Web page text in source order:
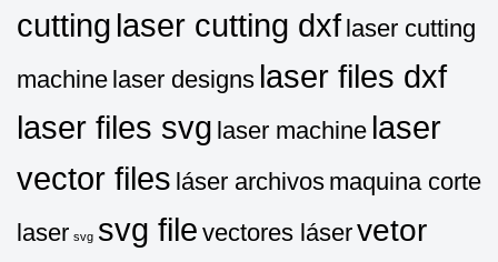
cutting laser cutting dxf laser cutting
machine laser designs laser files dxf
laser files svg laser machine laser
vector files láser archivos maquina corte
laser svg svg file vectores láservetor